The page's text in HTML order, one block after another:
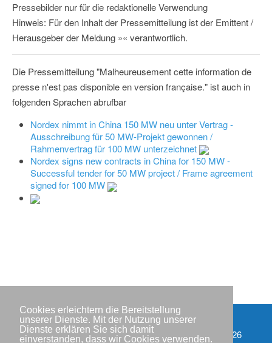
Cookies erleichtern die Bereitstellung
unserer Dienste. Mit der Nutzung unserer
Dienste erklären Sie sich damit
einverstanden, dass wir Cookies verwenden.
Pressebilder nur für die redaktionelle Verwendung
Hinweis: Für den Inhalt der Pressemitteilung ist der Emittent /
Herausgeber der Meldung »« verantwortlich.
Die Pressemitteilung "Malheureusement cette information de
presse n'est pas disponible en version française." ist auch in
folgenden Sprachen abrufbar
Nordex nimmt in China 150 MW neu unter Vertrag -
Ausschreibung für 50 MW-Projekt gewonnen /
Rahmenvertrag für 100 MW unterzeichnet
Nordex signs new contracts in China for 150 MW -
Successful tender for 50 MW project / Frame agreement
signed for 100 MW
Partner Copyright © IWR 2026